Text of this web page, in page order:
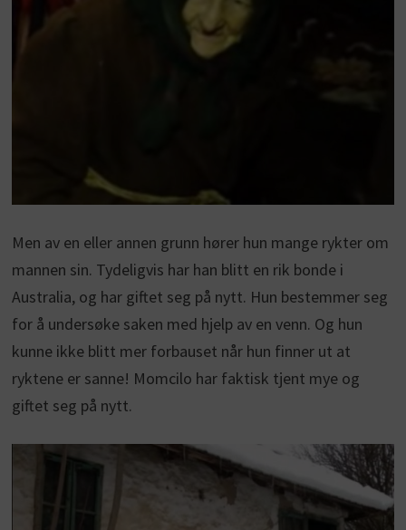
Men av en eller annen grunn hører hun mange rykter om
mannen sin. Tydeligvis har han blitt en rik bonde i
Australia, og har giftet seg på nytt. Hun bestemmer seg
for å undersøke saken med hjelp av en venn. Og hun
kunne ikke blitt mer forbauset når hun finner ut at
ryktene er sanne! Momcilo har faktisk tjent mye og
giftet seg på nytt.